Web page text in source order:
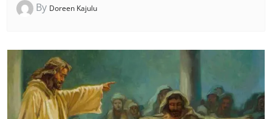
By Doreen Kajulu